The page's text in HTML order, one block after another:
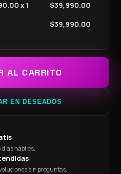
x 1 $39,990.00
$39,990.00
AL CARRITO
EN DESEADOS
hábiles.
sin preguntas.